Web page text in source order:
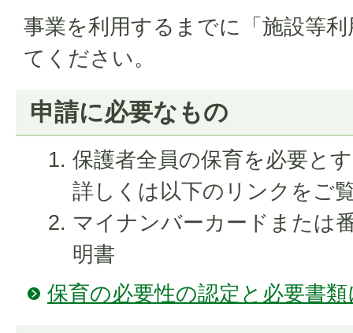
事業を利用するまでに「施設等
てください。
申請に必要なもの
保護者全員の保育を必要と
詳しくは以下のリンクをご
マイナンバーカードまたは
明書
保育の必要性の認定と必要書